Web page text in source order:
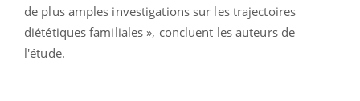
de plus amples investigations sur les trajectoires
diététiques familiales », concluent les auteurs de
l'étude.